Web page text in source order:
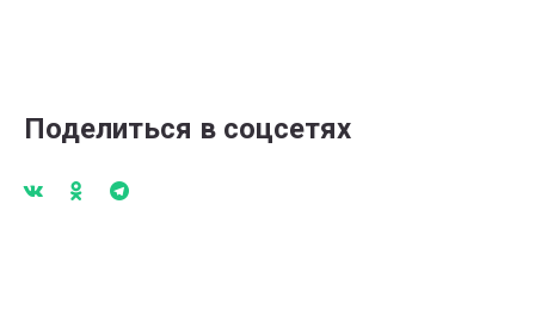
Поделиться в соцсетях